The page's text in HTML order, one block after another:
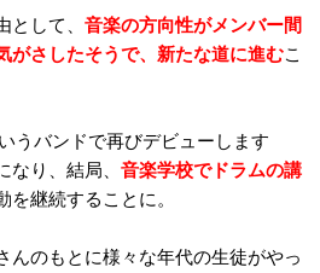
して、 音楽の方向性がメンバー間
がさしたそうで、新たな道に進むこ
うバンドで再びデビューします
り、結局、 音楽学校でドラムの講
を継続することに。
んのもとに様々な年代の生徒がやっ